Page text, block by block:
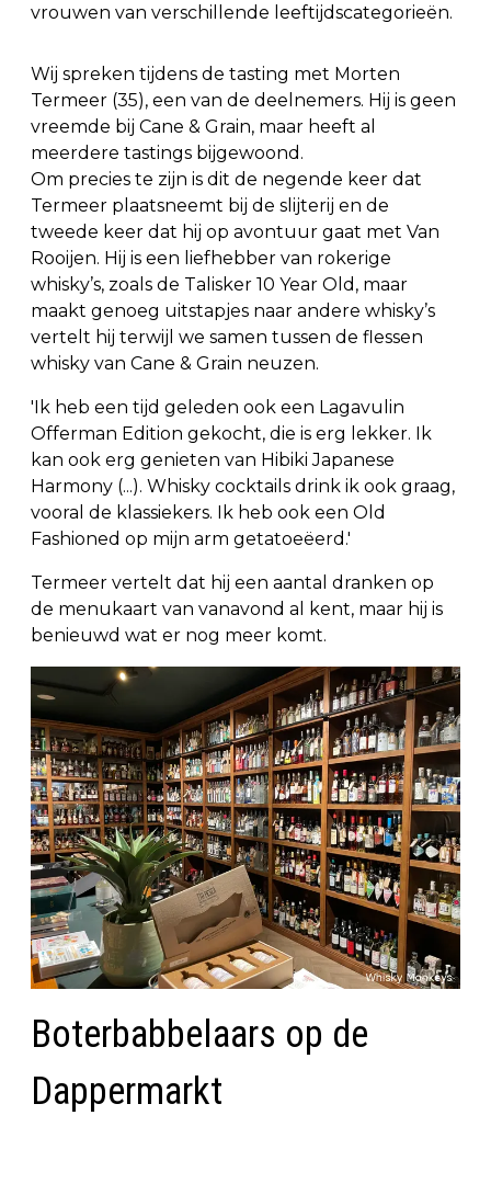
vrouwen van verschillende leeftijdscategorieën.
Wij spreken tijdens de tasting met Morten
Termeer (35), een van de deelnemers. Hij is geen
vreemde bij Cane & Grain, maar heeft al
meerdere tastings bijgewoond.
Om precies te zijn is dit de negende keer dat
Termeer plaatsneemt bij de slijterij en de
tweede keer dat hij op avontuur gaat met Van
Rooijen. Hij is een liefhebber van rokerige
whisky’s, zoals de Talisker 10 Year Old, maar
maakt genoeg uitstapjes naar andere whisky’s
vertelt hij terwijl we samen tussen de flessen
whisky van Cane & Grain neuzen.
'Ik heb een tijd geleden ook een Lagavulin
Offerman Edition gekocht, die is erg lekker. Ik
kan ook erg genieten van Hibiki Japanese
Harmony (...). Whisky cocktails drink ik ook graag,
vooral de klassiekers. Ik heb ook een Old
Fashioned op mijn arm getatoeëerd.'
Termeer vertelt dat hij een aantal dranken op
de menukaart van vanavond al kent, maar hij is
benieuwd wat er nog meer komt.
Boterbabbelaars op de
Dappermarkt